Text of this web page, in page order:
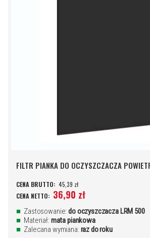
FILTR PIANKA DO OCZYSZCZACZA
45,39 zł
36,90 zł
Zastosowanie:do oczyszczacza LRM 500
Materiał: mata piankowa
Zalecana wymiana: raz do roku